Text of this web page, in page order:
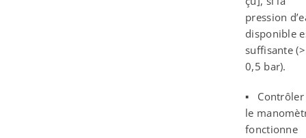
pression
disponible
suffisante (>
0,5 bar).
▪ Contrôler
le
fonctionne